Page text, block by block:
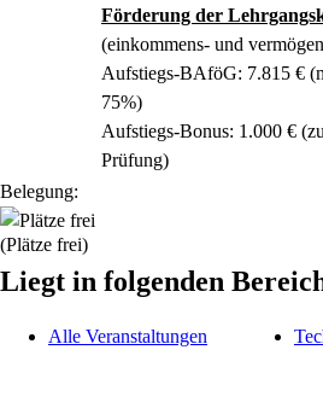
Förderung der
(einkommens- und
Aufstiegs-BAföG: 7.815 €
75%)
Aufstiegs-Bonus: 1.000 €
Prüfung)
Belegung:
(Plätze frei)
Liegt in folgenden
Alle Veranstaltungen